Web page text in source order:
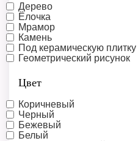
Дерево
Ёлочка
Мрамор
Камень
Под керамическую плитку
Геометрический рисунок
Цвет
Коричневый
Черный
Бежевый
Белый